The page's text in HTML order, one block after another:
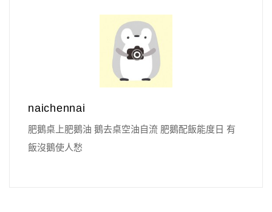
naichennai
肥鵝桌上肥鵝油 鵝去桌空油自流 肥鵝配飯能度日 有
飯沒鵝使人愁